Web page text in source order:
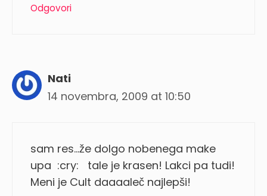
Odgovori
Nati
14 novembra, 2009 at 10:50
sam res…že dolgo nobenega make
upa :cry: tale je krasen! Lakci pa tudi!
Meni je Cult daaaaleč najlepši!